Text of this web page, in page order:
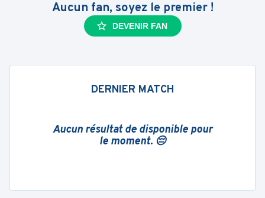
Aucun fan, soyez le premier !
DEVENIR FAN
DERNIER MATCH
Aucun résultat de disponible pour
le moment. 😔